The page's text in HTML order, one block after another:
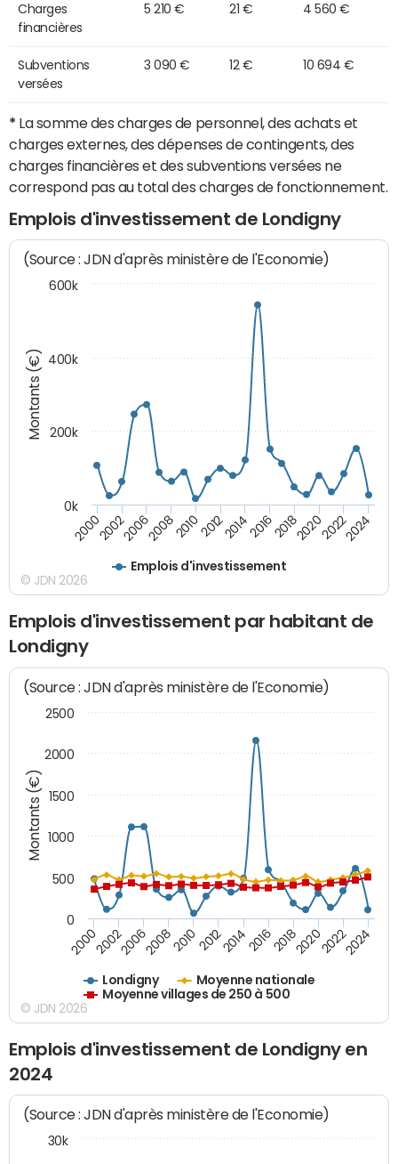
Charges
financières
5 210 € 21 € 4 560 €
Subventions
versées
3 090 € 12 € 10 694 €
* La somme des charges de personnel, des achats et
charges externes, des dépenses de contingents, des
charges financières et des subventions versées ne
correspond pas au total des charges de fonctionnement.
Emplois d'investissement de Londigny
Montants (€)
(Source : JDN d'après ministère de l'Economie)
Emplois d'investissement
200020022006200820102012201420162018202020222024
0k
200k
400k
600k
© JDN 2026
Emplois d'investissement par habitant de
Londigny
Montants (€)
(Source : JDN d'après ministère de l'Economie)
Londigny
Moyenne nationale
Moyenne villages de 250 à 500
200020022006200820102012201420162018202020222024
0
500
1000
1500
2000
2500
© JDN 2026
Emplois d'investissement de Londigny en
2024
(Source : JDN d'après ministère de l'Economie)
30k